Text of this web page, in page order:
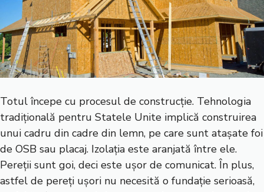
Totul începe cu procesul de construcție. Tehnologia
tradițională pentru Statele Unite implică construirea
unui cadru din cadre din lemn, pe care sunt atașate foi
de OSB sau placaj. Izolația este aranjată între ele.
Pereții sunt goi, deci este ușor de comunicat. În plus,
astfel de pereți ușori nu necesită o fundație serioasă,